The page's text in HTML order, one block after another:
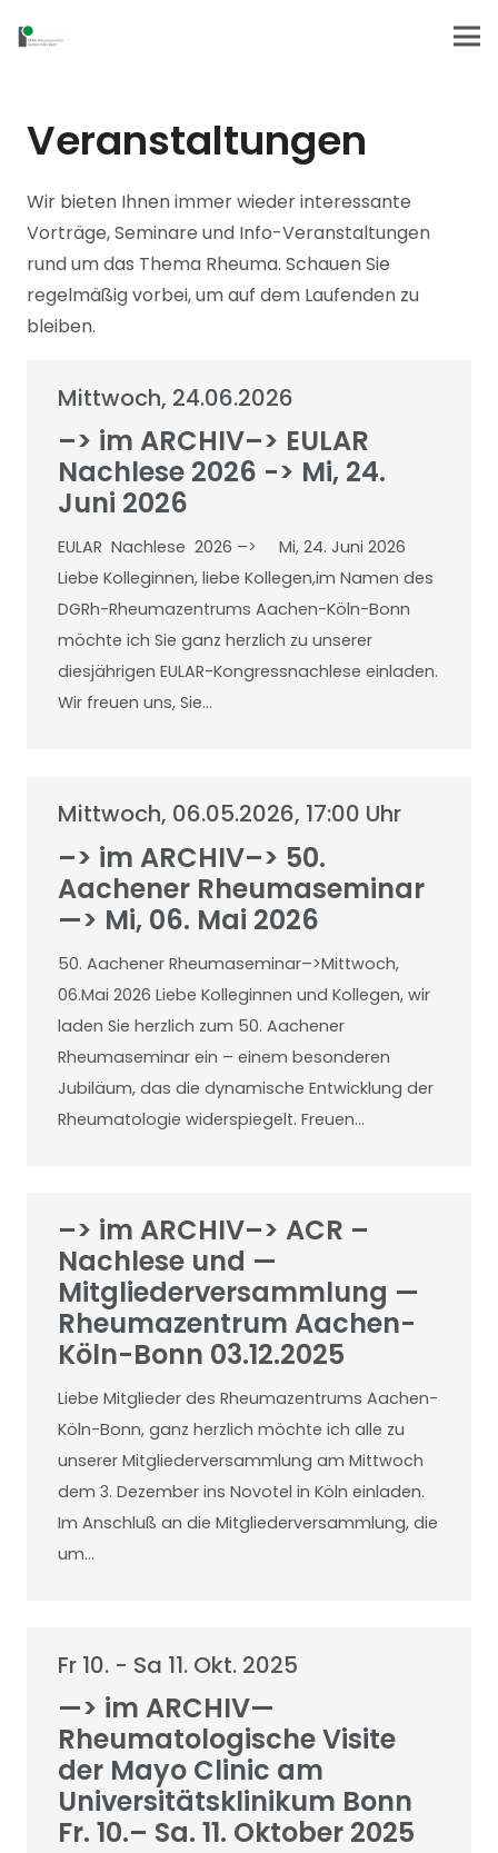
Veranstaltungen
Wir bieten Ihnen immer wieder interessante
Vorträge, Seminare und Info-Veranstaltungen
rund um das Thema Rheuma. Schauen Sie
regelmäßig vorbei, um auf dem Laufenden zu
bleiben.
Mittwoch, 24.06.2026
–> im ARCHIV–> EULAR
Nachlese 2026 -> Mi, 24.
Juni 2026
EULAR Nachlese 2026 –> Mi, 24. Juni 2026
Liebe Kolleginnen, liebe Kollegen,im Namen des
DGRh-Rheumazentrums Aachen-Köln-Bonn
möchte ich Sie ganz herzlich zu unserer
diesjährigen EULAR-Kongressnachlese einladen.
Wir freuen uns, Sie…
Mittwoch, 06.05.2026, 17:00 Uhr
–> im ARCHIV–> 50.
Aachener Rheumaseminar
—> Mi, 06. Mai 2026
50. Aachener Rheumaseminar–>Mittwoch,
06.Mai 2026 Liebe Kolleginnen und Kollegen, wir
laden Sie herzlich zum 50. Aachener
Rheumaseminar ein – einem besonderen
Jubiläum, das die dynamische Entwicklung der
Rheumatologie widerspiegelt. Freuen…
–> im ARCHIV–> ACR –
Nachlese und —
Mitgliederversammlung —
Rheumazentrum Aachen-
Köln-Bonn 03.12.2025
Liebe Mitglieder des Rheumazentrums Aachen-
Köln-Bonn, ganz herzlich möchte ich alle zu
unserer Mitgliederversammlung am Mittwoch
dem 3. Dezember ins Novotel in Köln einladen.
Im Anschluß an die Mitgliederversammlung, die
um…
Fr 10. - Sa 11. Okt. 2025
—> im ARCHIV—
Rheumatologische Visite
der Mayo Clinic am
Universitätsklinikum Bonn
Fr. 10.– Sa. 11. Oktober 2025